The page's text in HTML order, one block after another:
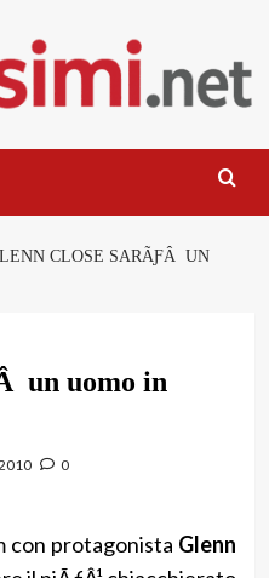
CLOSE SARÃƑÂ UN
un uomo in
0
con protagonista Glenn